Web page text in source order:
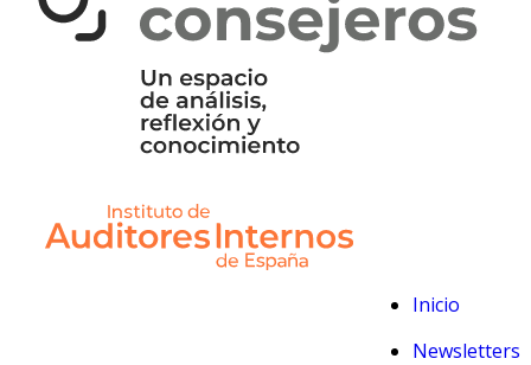
Inicio
Newsletters